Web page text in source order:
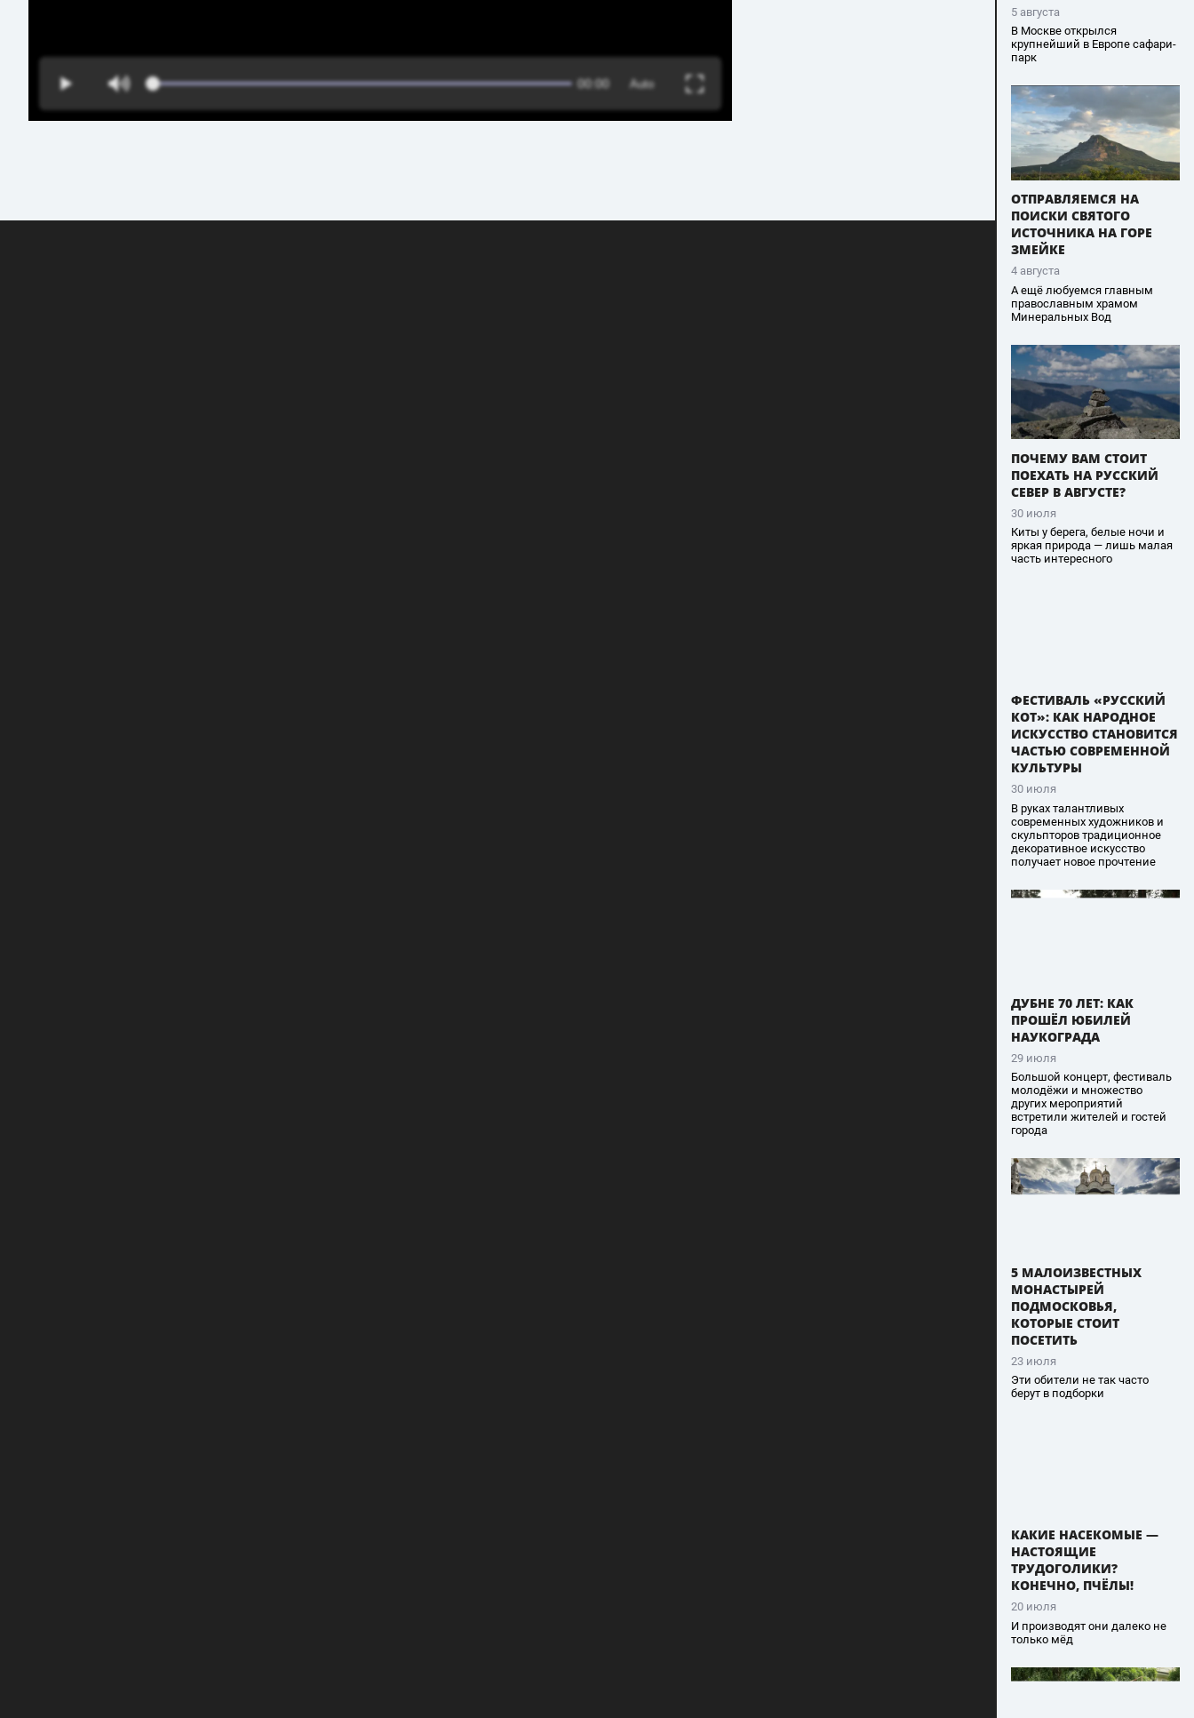
5 августа
В Москве открылся
крупнейший в Европе сафари-
парк
ОТПРАВЛЯЕМСЯ НА
ПОИСКИ СВЯТОГО
ИСТОЧНИКА НА ГОРЕ
ЗМЕЙКЕ
4 августа
А ещё любуемся главным
православным храмом
Минеральных Вод
ПОЧЕМУ ВАМ СТОИТ
ПОЕХАТЬ НА РУССКИЙ
СЕВЕР В АВГУСТЕ?
30 июля
Киты у берега, белые ночи и
яркая природа — лишь малая
часть интересного
ФЕСТИВАЛЬ «РУССКИЙ
КОТ»: КАК НАРОДНОЕ
ИСКУССТВО СТАНОВИТСЯ
ЧАСТЬЮ СОВРЕМЕННОЙ
КУЛЬТУРЫ
30 июля
В руках талантливых
современных художников и
скульпторов традиционное
декоративное искусство
получает новое прочтение
ДУБНЕ 70 ЛЕТ: КАК
ПРОШЁЛ ЮБИЛЕЙ
НАУКОГРАДА
29 июля
Большой концерт, фестиваль
молодёжи и множество
других мероприятий
встретили жителей и гостей
города
5 МАЛОИЗВЕСТНЫХ
МОНАСТЫРЕЙ
ПОДМОСКОВЬЯ,
КОТОРЫЕ СТОИТ
ПОСЕТИТЬ
23 июля
Эти обители не так часто
берут в подборки
КАКИЕ НАСЕКОМЫЕ —
НАСТОЯЩИЕ
ТРУДОГОЛИКИ?
КОНЕЧНО, ПЧЁЛЫ!
20 июля
И производят они далеко не
только мёд